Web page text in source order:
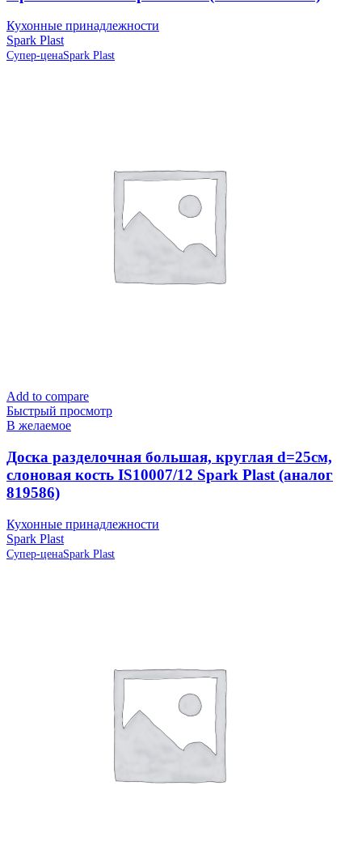
Кухонные принадлежности
Spark Plast
Супер-ценаSpark Plast
Add to compare
Быстрый просмотр
В желаемое
Доска разделочная большая, круглая d=25см,
слоновая кость IS10007/12 Spark Plast (аналог
819586)
Кухонные принадлежности
Spark Plast
Супер-ценаSpark Plast